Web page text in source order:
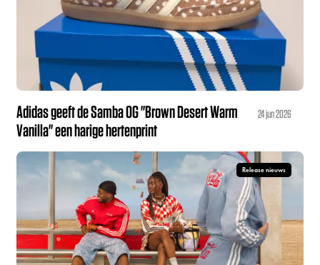
Adidas geeft de Samba OG "Brown Desert Warm
Vanilla" een harige hertenprint
24 jun 2026
Release nieuws